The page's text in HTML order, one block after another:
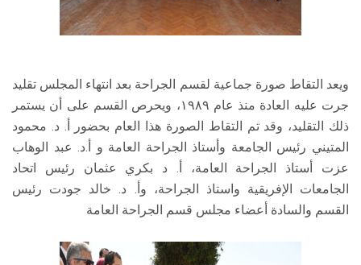
ويعد التقاط صورة جماعية لقسم الجراحة بعد انتهاء المجلس تقليد
جرت عليه العادة منذ عام ١٩٨٩، ويحرص القسم على أن يستمر
ذلك التقليد، وقد تم التقاط الصورة هذا العام بحضور أ. د. محمود
المتيني رئيس الجامعة وأستاذ الجراحة العامة و أ.د. عبد الوهاب
عزت أستاذ الجراحة العامة، أ. د بكري عثمان رئيس اتحاد
الجامعات الإفريقية واستاذ الجراحة، وأ. د. خالد جودت رئيس
القسم والسادة أعضاء مجلس قسم الجراحة العامة